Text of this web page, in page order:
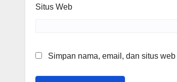
Situs Web
Simpan nama, email, dan situs